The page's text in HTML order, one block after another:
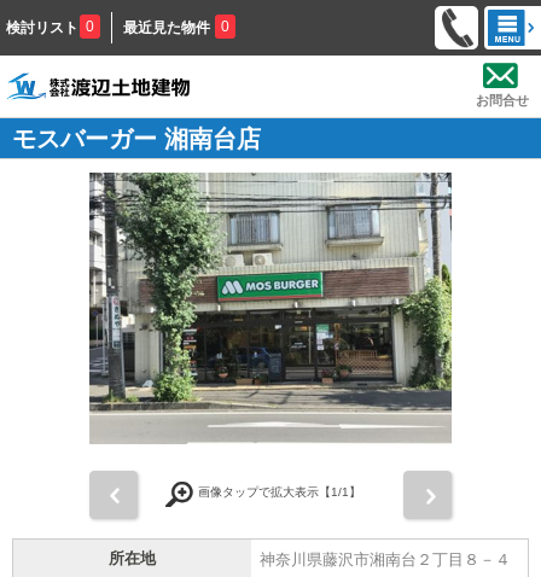
検討リスト 0 最近見た物件 0
お問合せ
モスバーガー 湘南台店
画像タップで拡大表示【1/1】
所在地 神奈川県藤沢市湘南台２丁目８－４